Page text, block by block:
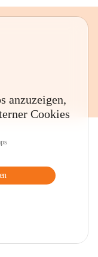
anzuzeigen,
Cookies